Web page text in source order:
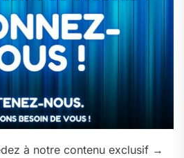
à notre contenu exclusif →